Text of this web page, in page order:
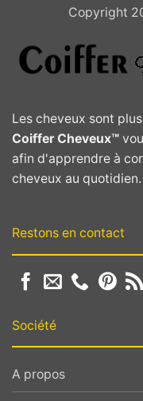
Copyright
Les cheveux sont
Coiffer Cheveux™
afin d'apprendre à
cheveux au quotidien.
Société
A propos
Restons en contact